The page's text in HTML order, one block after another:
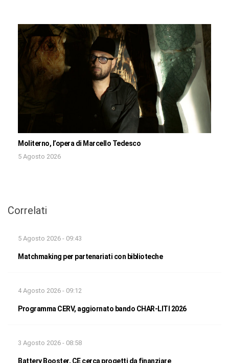
Moliterno, l’opera di Marcello Tedesco
5 Agosto 2026
Correlati
5 Agosto 2026 - 09:43
Matchmaking per partenariati con biblioteche
4 Agosto 2026 - 09:12
Programma CERV, aggiornato bando CHAR-LITI 2026
3 Agosto 2026 - 08:58
Battery Booster, CE cerca progetti da finanziare